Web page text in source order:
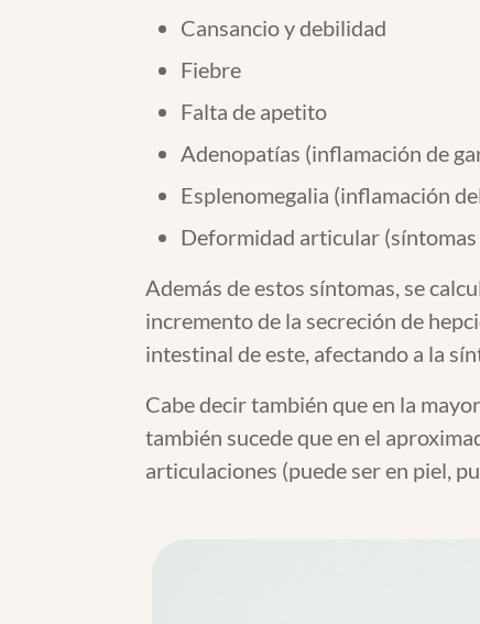
Cansancio y debilidad
Fiebre
Falta de apetito
Adenopatías (inflamación de
Esplenomegalia (inflamación
Deformidad articular (síntomas
Además de estos síntomas, se
incremento de la secreción de
intestinal de este, afectando a la
Cabe decir también que en la
también sucede que en el
articulaciones (puede ser en piel,